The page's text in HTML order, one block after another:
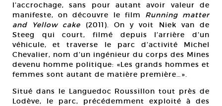
l’accrochage, sans pour autant avoir valeur de
manifeste, on découvre le film Running matter
and Yellow cake (2011). On y voit Niek van de
Steeg qui court, filmé depuis l’arrière d’un
véhicule, et traverse le parc d’activité Michel
Chevalier, nom d’un ingénieur du corps des Mines
devenu homme politique: «Les grands hommes et
femmes sont autant de matière première…».
Situé dans le Languedoc Roussillon tout près de
Lodève, le parc, précédemment exploité à des